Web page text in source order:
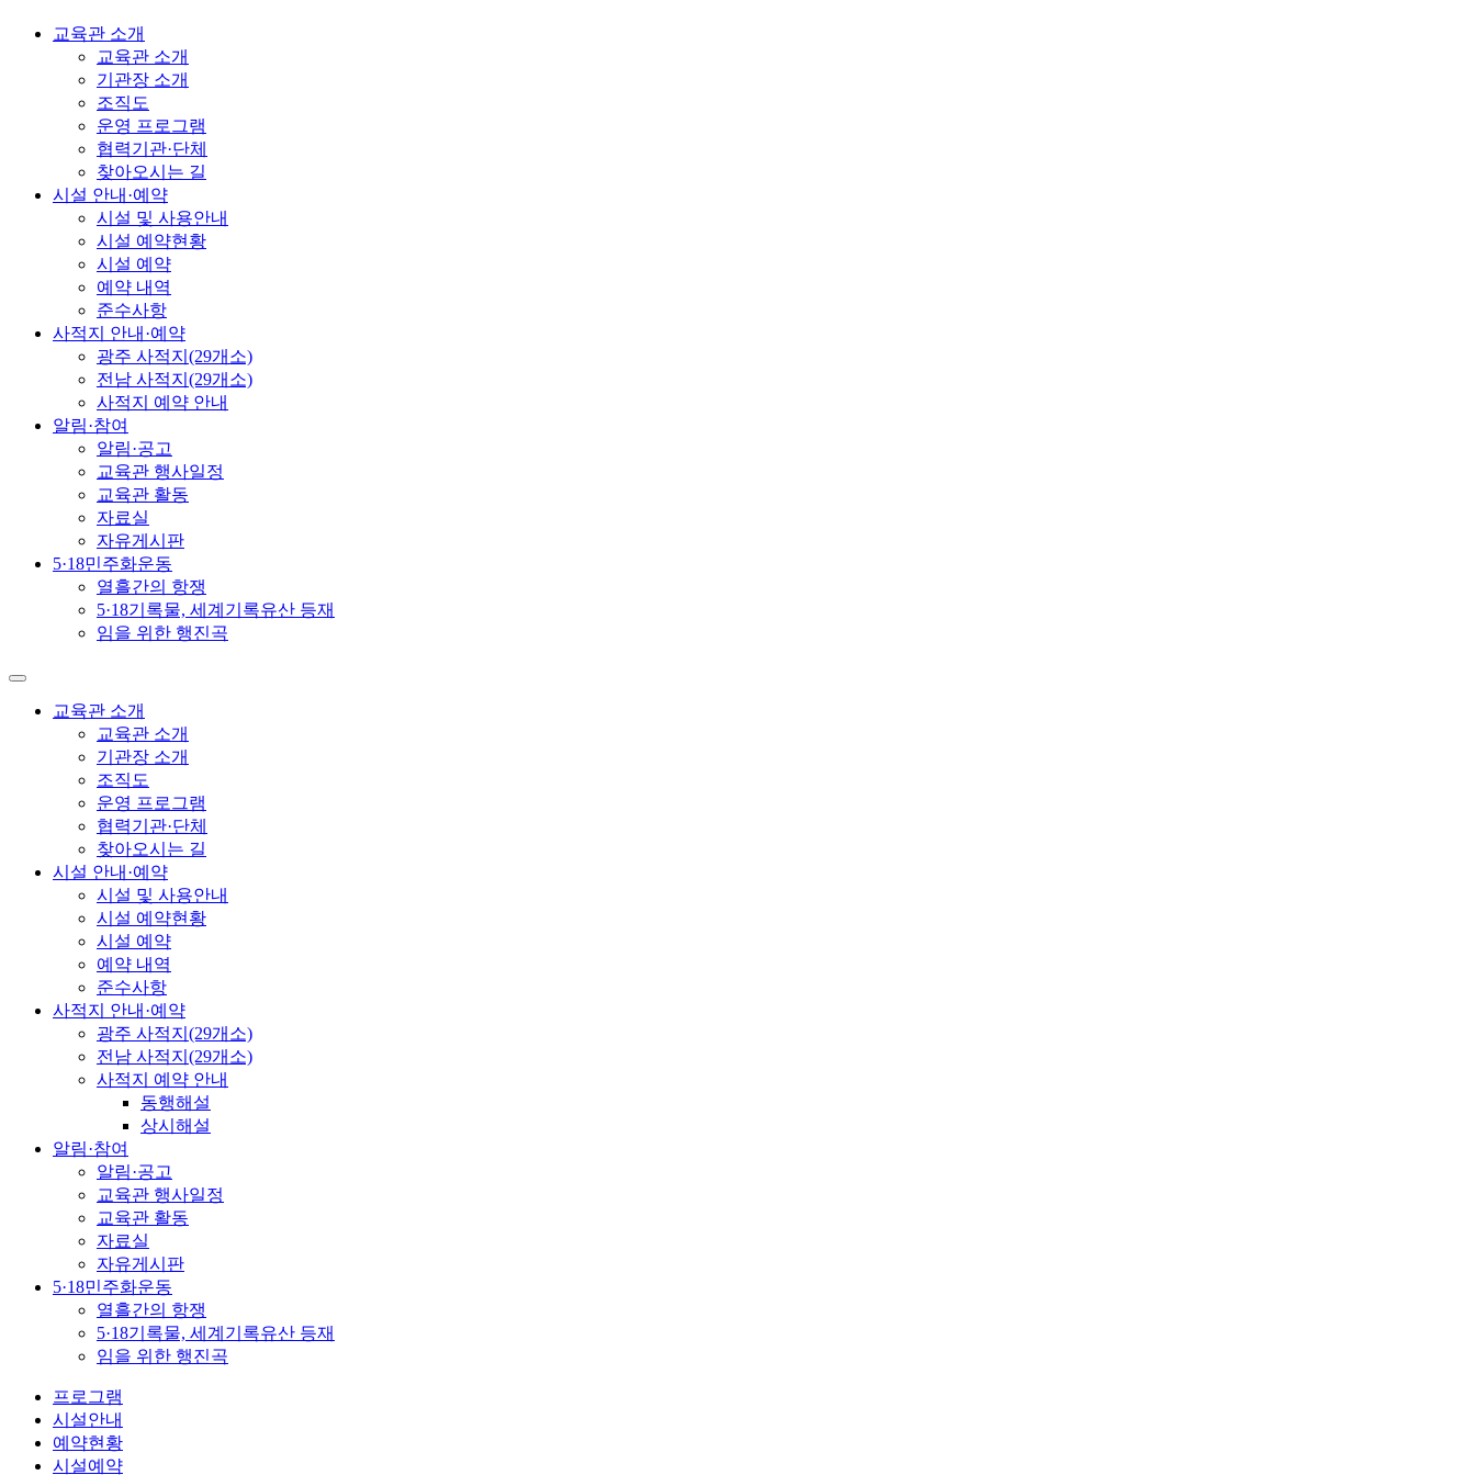
교육관 소개
교육관 소개
기관장 소개
조직도
운영 프로그램
협력기관·단체
찾아오시는 길
시설 안내·예약
시설 및 사용안내
시설 예약현황
시설 예약
예약 내역
준수사항
사적지 안내·예약
광주 사적지(29개소)
전남 사적지(29개소)
사적지 예약 안내
알림·참여
알림·공고
교육관 행사일정
교육관 활동
자료실
자유게시판
5·18민주화운동
열흘간의 항쟁
5·18기록물, 세계기록유산 등재
임을 위한 행진곡
교육관 소개
교육관 소개
기관장 소개
조직도
운영 프로그램
협력기관·단체
찾아오시는 길
시설 안내·예약
시설 및 사용안내
시설 예약현황
시설 예약
예약 내역
준수사항
사적지 안내·예약
광주 사적지(29개소)
전남 사적지(29개소)
사적지 예약 안내
동행해설
상시해설
알림·참여
알림·공고
교육관 행사일정
교육관 활동
자료실
자유게시판
5·18민주화운동
열흘간의 항쟁
5·18기록물, 세계기록유산 등재
임을 위한 행진곡
프로그램
시설안내
예약현황
시설예약